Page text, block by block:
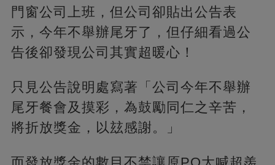
門窗公司上班，但公司卻貼出公告表
示，今年不舉辦尾牙了，但仔細看過公
告後卻發現公司其實超暖心！
只見公告說明處寫著「公司今年不舉辦
尾牙餐會及摸彩，為鼓勵同仁之辛苦，
將折放獎金，以玆感謝。」